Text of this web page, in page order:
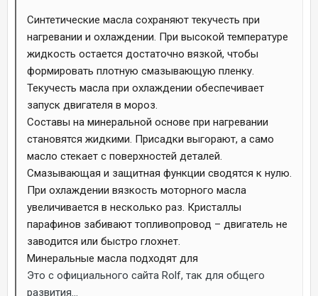
Синтетические масла сохраняют текучесть при
нагревании и охлаждении. При высокой температуре
жидкость остается достаточно вязкой, чтобы
формировать плотную смазывающую пленку.
Текучесть масла при охлаждении обеспечивает
запуск двигателя в мороз.
Составы на минеральной основе при нагревании
становятся жидкими. Присадки выгорают, а само
масло стекает с поверхностей деталей.
Смазывающая и защитная функции сводятся к нулю.
При охлаждении вязкость моторного масла
увеличивается в несколько раз. Кристаллы
парафинов забивают топливопровод – двигатель не
заводится или быстро глохнет.
Минеральные масла подходят для
Это с официального сайта Rolf, так для общего
развития...